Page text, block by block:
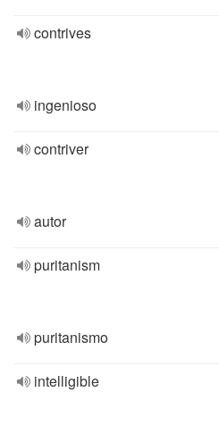
contrives
ingenioso
contriver
autor
puritanism
puritanismo
intelligible